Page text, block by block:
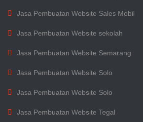
Jasa Pembuatan Website Sales Mobil
Jasa Pembuatan Website sekolah
Jasa Pembuatan Website Semarang
Jasa Pembuatan Website Solo
Jasa Pembuatan Website Solo
Jasa Pembuatan Website Tegal